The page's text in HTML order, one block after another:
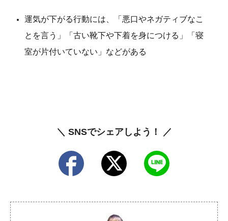
運気が下がる行動には、「悪口やネガティブなこ
とを言う」「古い靴下や下着を身につける」「寝
室が片付いていない」などがある
＼ SNSでシェアしよう！ ／